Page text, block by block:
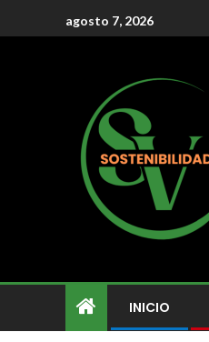
agosto 7, 2026
INICIO